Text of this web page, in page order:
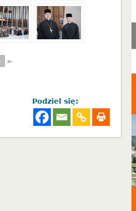
►
Podziel się: